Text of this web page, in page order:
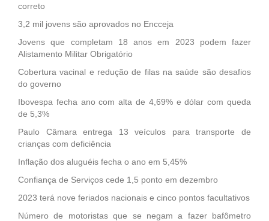
correto
3,2 mil jovens são aprovados no Encceja
Jovens que completam 18 anos em 2023 podem fazer
Alistamento Militar Obrigatório
Cobertura vacinal e redução de filas na saúde são desafios
do governo
Ibovespa fecha ano com alta de 4,69% e dólar com queda
de 5,3%
Paulo Câmara entrega 13 veículos para transporte de
crianças com deficiência
Inflação dos aluguéis fecha o ano em 5,45%
Confiança de Serviços cede 1,5 ponto em dezembro
2023 terá nove feriados nacionais e cinco pontos facultativos
Número de motoristas que se negam a fazer bafômetro